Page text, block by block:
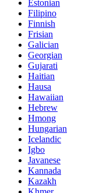
Estonian
Filipino
Finnish
Frisian
Galician
Georgian
Gujarati
Haitian
Hausa
Hawaiian
Hebrew
Hmong
Hungarian
Icelandic
Igbo
Javanese
Kannada
Kazakh